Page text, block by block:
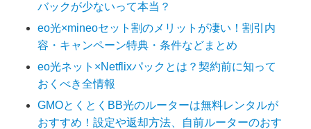
バックが少ないって本当？
eo光×mineoセット割のメリットが凄い！割引内
容・キャンペーン特典・条件などまとめ
eo光ネット×Netflixパックとは？契約前に知って
おくべき全情報
GMOとくとくBB光のルーターは無料レンタルが
おすすめ！設定や返却方法、自前ルーターのおす